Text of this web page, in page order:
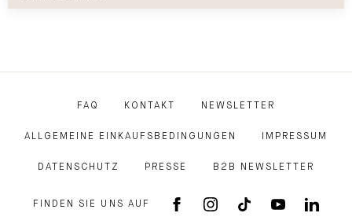
FAQ KONTAKT NEWSLETTER
ALLGEMEINE EINKAUFSBEDINGUNGEN IMPRESSUM
DATENSCHUTZ PRESSE B2B NEWSLETTER
FINDEN SIE UNS AUF
FACEBOOK APP
INSTAGRAM
TIKTOKYOUTUBE